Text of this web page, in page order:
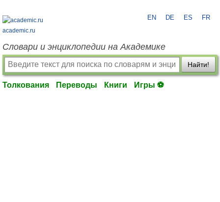
academic.ru
EN DE ES FR
Словари и энциклопедии на Академике
Найти!
Толкования Переводы Книги Игры ⚽